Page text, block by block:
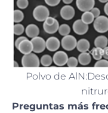
Polvo de
Preguntas más